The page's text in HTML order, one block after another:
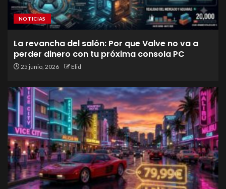
NOTICIAS
La revancha del salón: Por que Valve no va a
perder dinero con tu próxima consola PC
25 junio, 2026 Elid